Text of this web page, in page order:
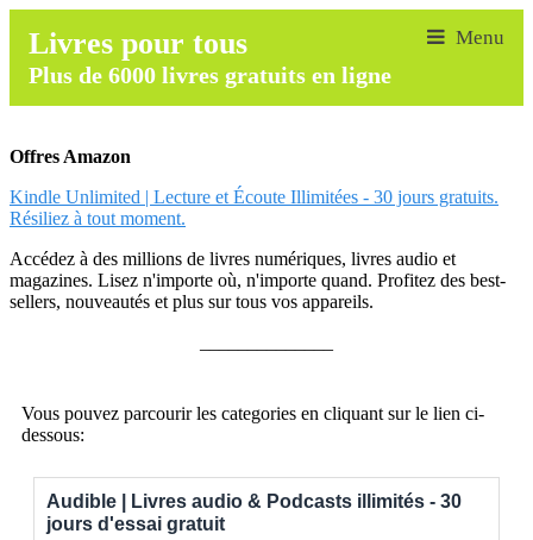
Livres pour tous
Plus de 6000 livres gratuits en ligne
Offres Amazon
Kindle Unlimited | Lecture et Écoute Illimitées - 30 jours gratuits.
Résiliez à tout moment.
Accédez à des millions de livres numériques, livres audio et
magazines. Lisez n'importe où, n'importe quand. Profitez des best-
sellers, nouveautés et plus sur tous vos appareils.
Vous pouvez parcourir les categories en cliquant sur le lien ci-
dessous:
Audible | Livres audio & Podcasts illimités - 30
jours d'essai gratuit